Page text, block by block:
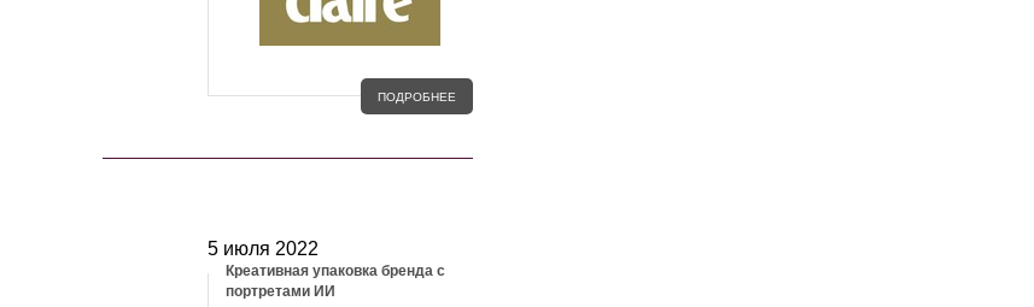
ПОДРОБНЕЕ
5 июля 2022
Креативная упаковка бренда с
портретами ИИ